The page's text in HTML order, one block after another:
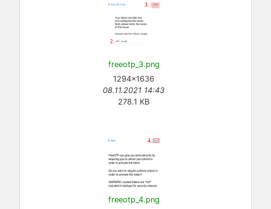
freeotp_3.png
1294×1636
08.11.2021 14:43
278.1 KB
freeotp_4.png